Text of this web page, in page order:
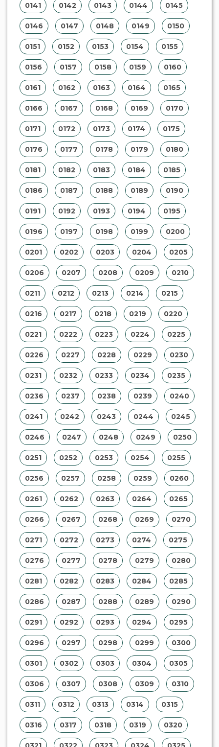
0141 0142 0143 0144 0145
0146 0147 0148 0149 0150
0151 0152 0153 0154 0155
0156 0157 0158 0159 0160
0161 0162 0163 0164 0165
0166 0167 0168 0169 0170
0171 0172 0173 0174 0175
0176 0177 0178 0179 0180
0181 0182 0183 0184 0185
0186 0187 0188 0189 0190
0191 0192 0193 0194 0195
0196 0197 0198 0199 0200
0201 0202 0203 0204 0205
0206 0207 0208 0209 0210
0211 0212 0213 0214 0215
0216 0217 0218 0219 0220
0221 0222 0223 0224 0225
0226 0227 0228 0229 0230
0231 0232 0233 0234 0235
0236 0237 0238 0239 0240
0241 0242 0243 0244 0245
0246 0247 0248 0249 0250
0251 0252 0253 0254 0255
0256 0257 0258 0259 0260
0261 0262 0263 0264 0265
0266 0267 0268 0269 0270
0271 0272 0273 0274 0275
0276 0277 0278 0279 0280
0281 0282 0283 0284 0285
0286 0287 0288 0289 0290
0291 0292 0293 0294 0295
0296 0297 0298 0299 0300
0301 0302 0303 0304 0305
0306 0307 0308 0309 0310
0311 0312 0313 0314 0315
0316 0317 0318 0319 0320